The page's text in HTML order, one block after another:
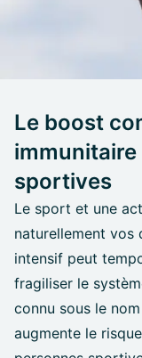
Le boost
sportives
Le sport et une
naturellement vos
intensif peut
fragiliser le
connu sous le nom
augmente le